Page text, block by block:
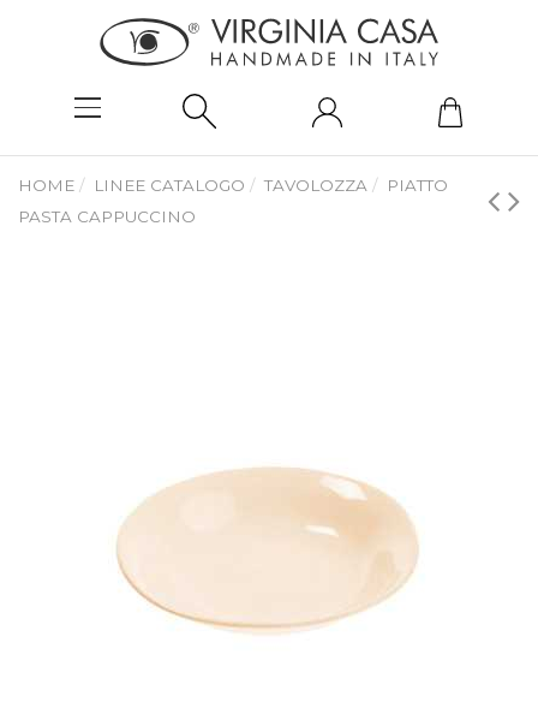
HOME LINEE CATALOGO TAVOLOZZA
PIATTO
PASTA CAPPUCCINO